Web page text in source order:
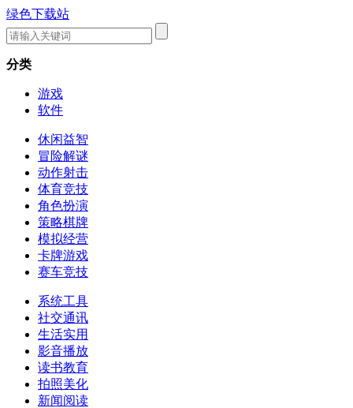
绿色下载站
分类
游戏
软件
休闲益智
冒险解谜
动作射击
体育竞技
角色扮演
策略棋牌
模拟经营
卡牌游戏
赛车竞技
系统工具
社交通讯
生活实用
影音播放
读书教育
拍照美化
新闻阅读